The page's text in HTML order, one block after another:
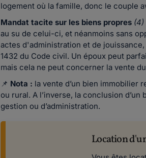
logement où la famille, donc le couple
Mandat tacite sur les biens propres (4)
au su de celui-ci, et néanmoins sans
actes d'administration et de
1432 du Code civil. Un époux peut
mais cela ne peut concerner la vente
📌 Nota : la vente d’un bien immobilier
ou rural. A l’inverse, la conclusion d’un
gestion ou d’administration.
Location